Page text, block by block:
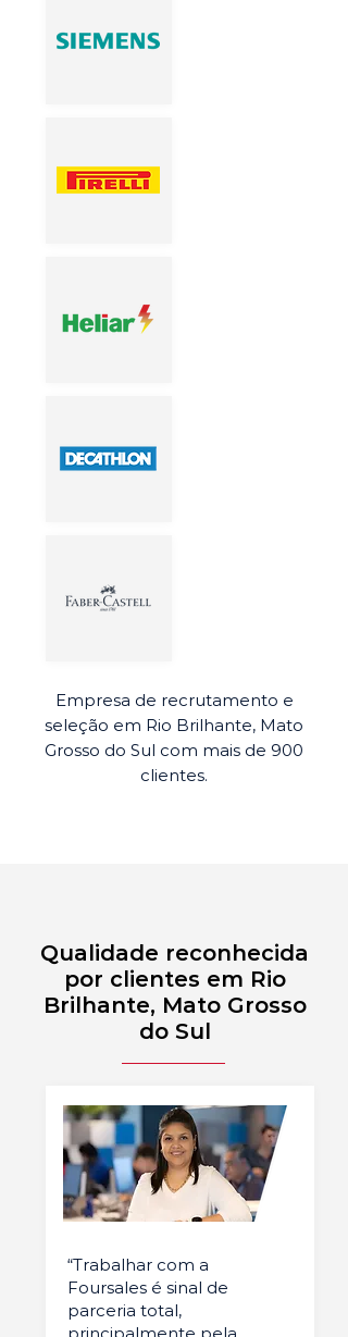
Empresa de recrutamento e
seleção em Rio Brilhante, Mato
Grosso do Sul com mais de 900
clientes.
Qualidade reconhecida
por clientes em Rio
Brilhante, Mato Grosso
do Sul
“Trabalhar com a
Foursales é sinal de
parceria total,